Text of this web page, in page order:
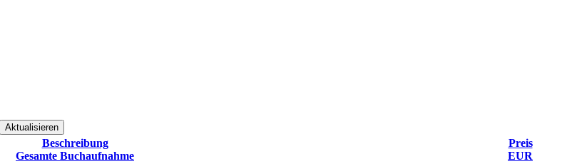
Beschreibung
Gesamte Buchaufnahme
Preis
EUR